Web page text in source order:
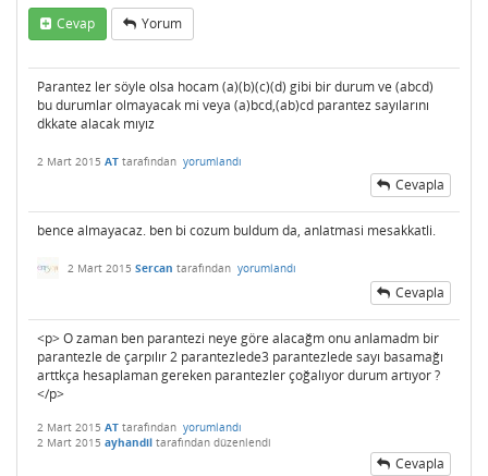
Cevap Yorum
Parantez ler söyle olsa hocam (a)(b)(c)(d) gibi bir durum ve (abcd)
bu durumlar olmayacak mi veya (a)bcd,(ab)cd parantez sayılarını
dkkate alacak mıyız
2 Mart 2015 AT tarafından yorumlandı
Cevapla
bence almayacaz. ben bi cozum buldum da, anlatmasi mesakkatli.
2 Mart 2015 Sercan tarafından yorumlandı
Cevapla
<p> O zaman ben parantezi neye göre alacağm onu anlamadm bir
parantezle de çarpılır 2 parantezlede3 parantezlede sayı basamağı
arttkça hesaplaman gereken parantezler çoğalıyor durum artıyor ?
</p>
2 Mart 2015 AT tarafından yorumlandı
2 Mart 2015 ayhandil tarafından düzenlendi
Cevapla